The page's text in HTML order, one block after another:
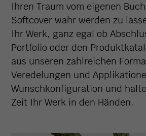
Ihren Traum vom eigenen
Softcover wahr werden zu
Ihr Werk, ganz egal ob
Portfolio oder den
aus unseren zahlreichen
Veredelungen und
Wunschkonfiguration und
Zeit Ihr Werk in den Händen.